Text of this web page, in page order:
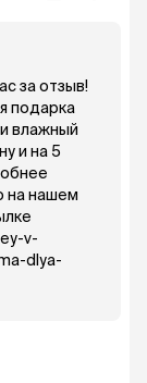
за отзыв!
подарка
влажный
и на 5
на нашем
v-
dlya-